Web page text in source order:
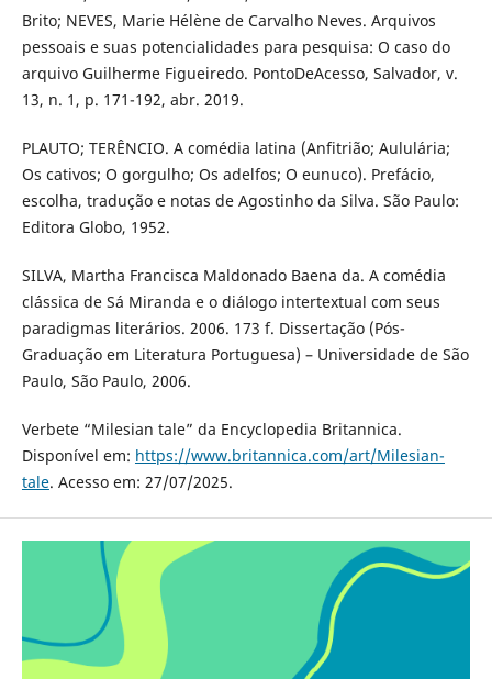
Brito; NEVES, Marie Hélène de Carvalho Neves. Arquivos
pessoais e suas potencialidades para pesquisa: O caso do
arquivo Guilherme Figueiredo. PontoDeAcesso, Salvador, v.
13, n. 1, p. 171-192, abr. 2019.
PLAUTO; TERÊNCIO. A comédia latina (Anfitrião; Aululária;
Os cativos; O gorgulho; Os adelfos; O eunuco). Prefácio,
escolha, tradução e notas de Agostinho da Silva. São Paulo:
Editora Globo, 1952.
SILVA, Martha Francisca Maldonado Baena da. A comédia
clássica de Sá Miranda e o diálogo intertextual com seus
paradigmas literários. 2006. 173 f. Dissertação (Pós-
Graduação em Literatura Portuguesa) – Universidade de São
Paulo, São Paulo, 2006.
Verbete “Milesian tale” da Encyclopedia Britannica.
Disponível em: https://www.britannica.com/art/Milesian-
tale. Acesso em: 27/07/2025.